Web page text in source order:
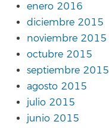
enero 2016
diciembre 2015
noviembre 2015
octubre 2015
septiembre 2015
agosto 2015
julio 2015
junio 2015